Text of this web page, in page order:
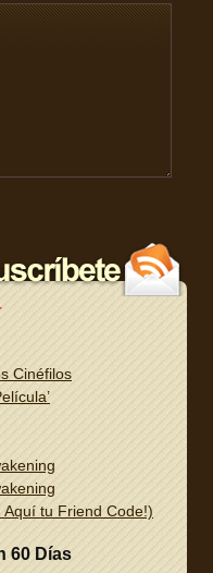
Cinéfilos
Aquí tu Friend Code!)
60 Días